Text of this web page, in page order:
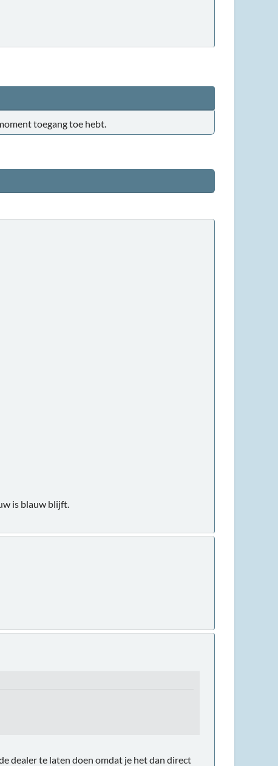
toegang toe hebt.
is blauw blijft.
dealer te laten doen omdat je het dan direct